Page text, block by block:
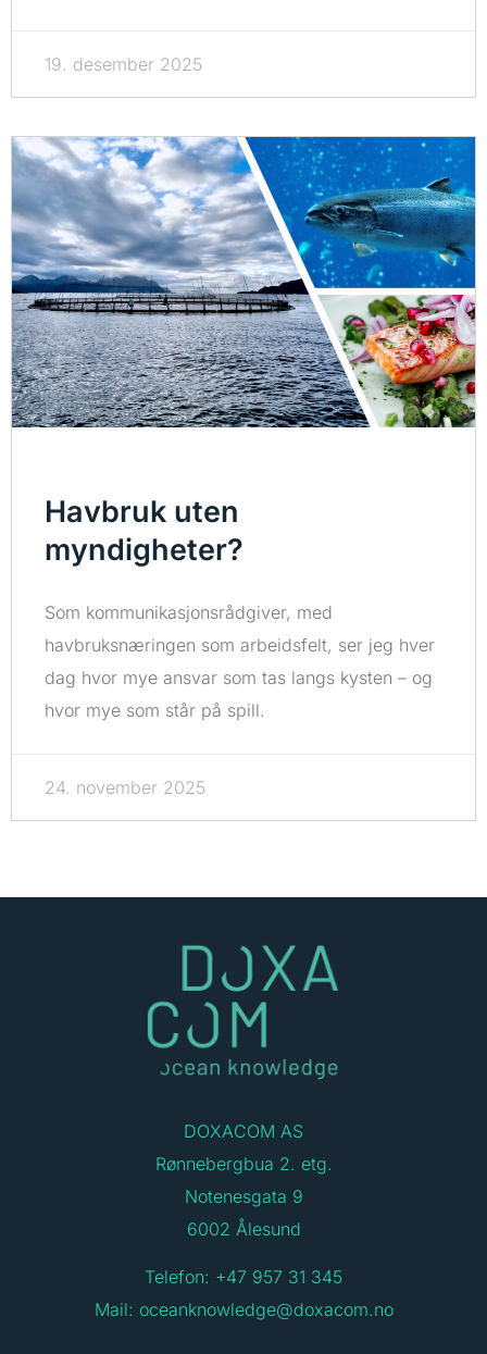
19. desember 2025
Havbruk uten
myndigheter?
Som kommunikasjonsrådgiver, med
havbruksnæringen som arbeidsfelt, ser jeg hver
dag hvor mye ansvar som tas langs kysten – og
hvor mye som står på spill.
24. november 2025
DOXACOM AS
Rønnebergbua 2. etg.
Notenesgata 9
6002 Ålesund
Telefon: +47 957 31 345
Mail: oceanknowledge@doxacom.no